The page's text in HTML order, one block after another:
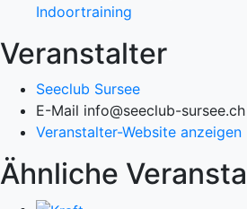
Indoortraining
Veranstalter
Seeclub Sursee
E-Mail info@seeclub-sursee.ch
Veranstalter-Website anzeigen
Ähnliche